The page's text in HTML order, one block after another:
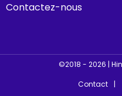
Contactez-nous
©2018 - 2026 |
Contact